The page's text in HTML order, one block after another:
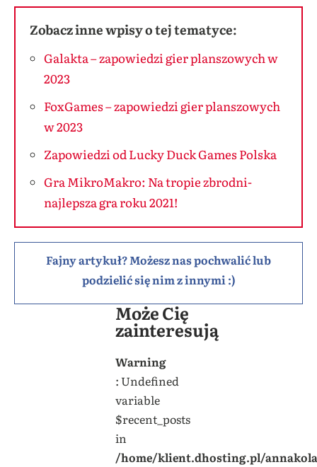
Zobacz inne wpisy o tej tematyce:
Galakta – zapowiedzi gier planszowych w
2023
FoxGames – zapowiedzi gier planszowych
w 2023
Zapowiedzi od Lucky Duck Games Polska
Gra MikroMakro: Na tropie zbrodni-
najlepsza gra roku 2021!
Fajny artykuł? Możesz nas pochwalić lub
podzielić się nim z innymi :)
Może Cię
zainteresują
Warning
: Undefined
variable
$recent_posts
in
/home/klient.dhosting.pl/